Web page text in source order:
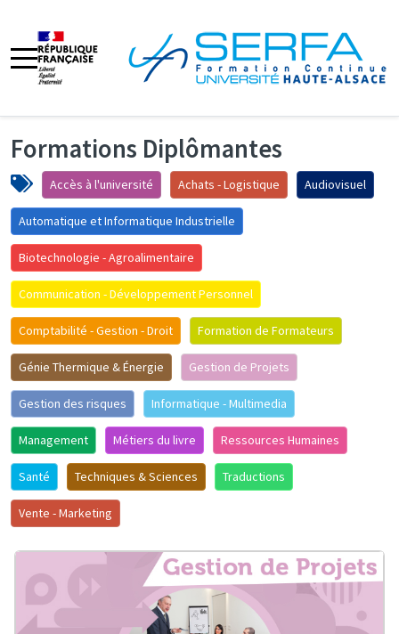
Formations Diplômantes
Accès à l'université Achats - Logistique Audiovisuel
Automatique et Informatique Industrielle
Biotechnologie - Agroalimentaire
Communication - Développement Personnel
Comptabilité - Gestion - Droit Formation de Formateurs
Génie Thermique & Énergie Gestion de Projets
Gestion des risques Informatique - Multimedia
Management Métiers du livre Ressources Humaines
Santé Techniques & Sciences Traductions
Vente - Marketing